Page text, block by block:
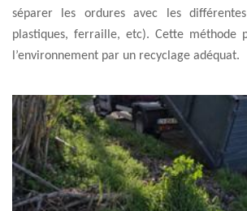
séparer les ordures avec les
plastiques, ferraille, etc). Cette méthode
l’environnement par un recyclage adéquat.